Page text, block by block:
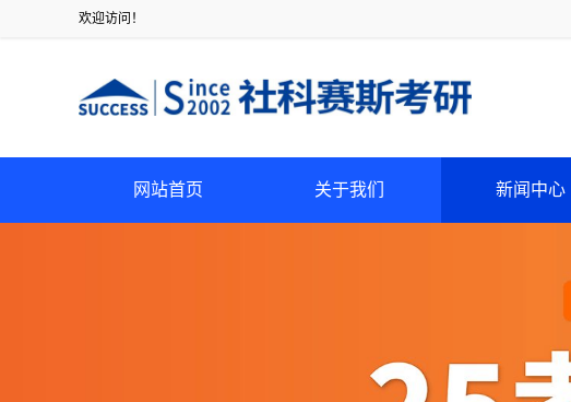
欢迎访问！
网站首页 关于我们 新闻中心